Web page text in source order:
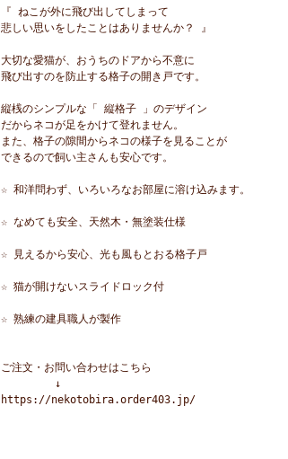
『 ねこが外に飛び出してしまって
悲しい思いをしたことはありませんか？ 』
大切な愛猫が、おうちのドアから不意に
飛び出すのを防止する格子の開き戸です。
縦桟のシンプルな「 縦格子 」のデザイン
だからネコが足をかけて登れません。
また、格子の隙間からネコの様子を見ることが
できるので飼い主さんも安心です。
☆ 和洋問わず、いろいろなお部屋に溶け込みます。
☆ なめても安全、天然木・無塗装仕様
☆ 見えるから安心、光も風もとおる格子戸
☆ 猫が開けないスライドロック付
☆ 熟練の建具職人が製作
ご注文・お問い合わせはこちら
↓
https://nekotobira.order403.jp/